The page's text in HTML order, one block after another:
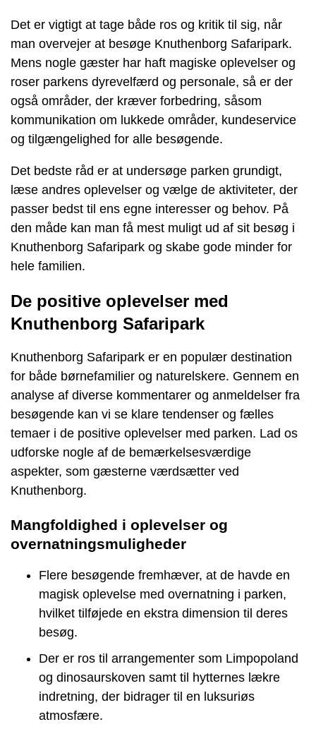
Det er vigtigt at tage både ros og kritik til sig, når
man overvejer at besøge Knuthenborg Safaripark.
Mens nogle gæster har haft magiske oplevelser og
roser parkens dyrevelfærd og personale, så er der
også områder, der kræver forbedring, såsom
kommunikation om lukkede områder, kundeservice
og tilgængelighed for alle besøgende.
Det bedste råd er at undersøge parken grundigt,
læse andres oplevelser og vælge de aktiviteter, der
passer bedst til ens egne interesser og behov. På
den måde kan man få mest muligt ud af sit besøg i
Knuthenborg Safaripark og skabe gode minder for
hele familien.
De positive oplevelser med
Knuthenborg Safaripark
Knuthenborg Safaripark er en populær destination
for både børnefamilier og naturelskere. Gennem en
analyse af diverse kommentarer og anmeldelser fra
besøgende kan vi se klare tendenser og fælles
temaer i de positive oplevelser med parken. Lad os
udforske nogle af de bemærkelsesværdige
aspekter, som gæsterne værdsætter ved
Knuthenborg.
Mangfoldighed i oplevelser og
overnatningsmuligheder
Flere besøgende fremhæver, at de havde en
magisk oplevelse med overnatning i parken,
hvilket tilføjede en ekstra dimension til deres
besøg.
Der er ros til arrangementer som Limpopoland
og dinosaurskoven samt til hytternes lækre
indretning, der bidrager til en luksuriøs
atmosfære.